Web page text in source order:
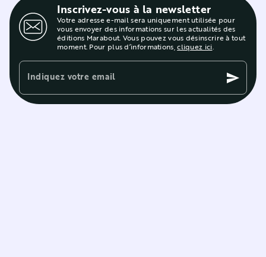
Inscrivez-vous à la newsletter
Votre adresse e-mail sera uniquement utilisée pour
vous envoyer des informations sur les actualités des
éditions Marabout. Vous pouvez vous désinscrire à tout
moment. Pour plus d’informations,cliquez ici.
Indiquez votre email send